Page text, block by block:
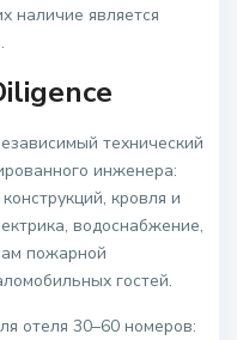
наличие является
технический
инженера:
кровля и
водоснабжение,
пожарной
гостей.
отеля 30–60 номеров: